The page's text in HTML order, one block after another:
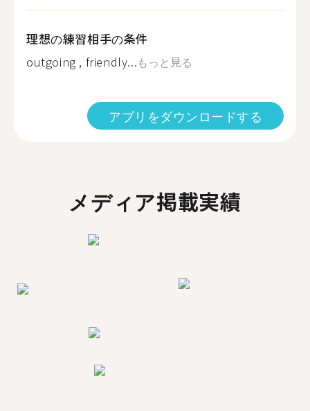
理想の練習相手の条件
outgoing , friendly...もっと見る
アプリをダウンロードする
メディア掲載実績